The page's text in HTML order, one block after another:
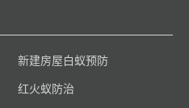
新建房屋白蚁预防
红火蚁防治